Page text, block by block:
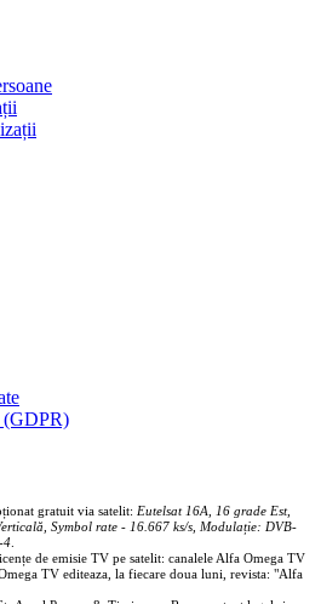
(GDPR)
gratuit via satelit: Eutelsat 16A, 16 grade Est,
lă, Symbol rate - 16.667 ks/s, Modulație: DVB-
4
de emisie TV pe satelit: canalele Alfa Omega TV
TV editeaza, la fiecare doua luni, revista: "Alfa